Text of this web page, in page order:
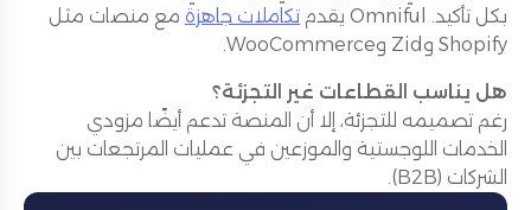
بكل تأكيد. Omniful يقدم
تكاملات جاهزة مع منصات مثل
Shopify وZid وWooCommerce.
هل يناسب القطاعات غير التجزئة؟
رغم تصميمه للتجزئة، إلا أن المنصة تدعم أيضًا مزودي
الخدمات اللوجستية والموزعين في عمليات المرتجعات بين
الشركات (B2B).